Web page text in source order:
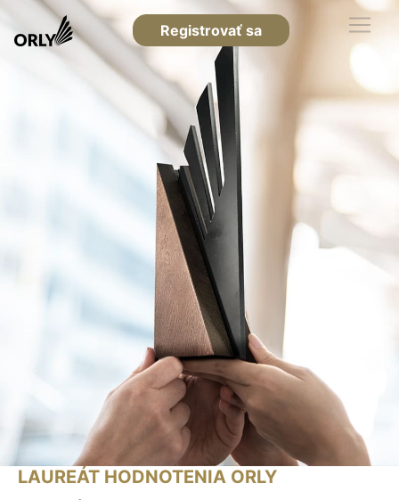
Registrovať sa
LAUREÁT HODNOTENIA ORLY